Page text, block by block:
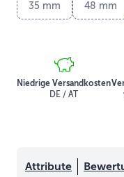
35 mm 48 mm
Niedrige Versandkosten
DE / AT
Attribute